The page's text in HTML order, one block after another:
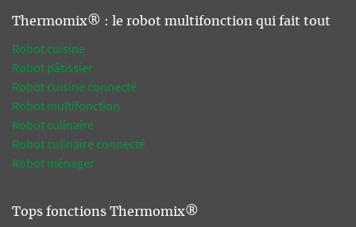
Thermomix® : le robot multifonction qui fait tout
Robot cuisine
Robot pâtissier
Robot cuisine connecté
Robot multifonction
Robot culinaire
Robot culinaire connecté
Robot ménager
Tops fonctions Thermomix®